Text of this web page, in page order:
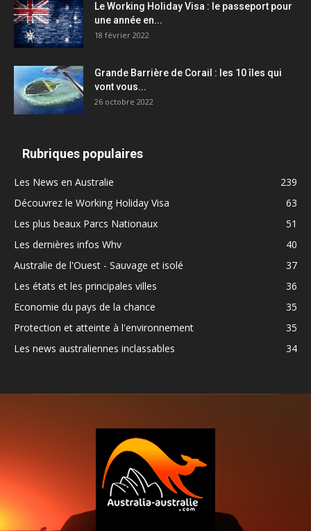
Le Working Holiday Visa : le passeport pour
une année en...
18 février 2022
Grande Barrière de Corail : les 10 îles qui
vont vous...
26 octobre 2022
Rubriques populaires
Les News en Australie
239
Découvrez le Working Holiday Visa
63
Les plus beaux Parcs Nationaux
51
Les dernières infos Whv
40
Australie de l'Ouest - Sauvage et isolé
37
Les états et les principales villes
36
Economie du pays de la chance
35
Protection et atteinte à l'environnement
35
Les news australiennes inclassables
34